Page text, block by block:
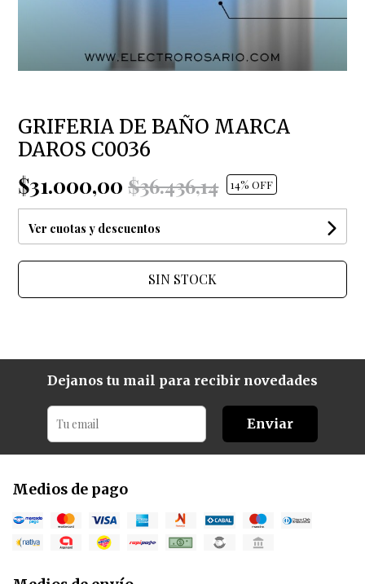
GRIFERIA DE BAÑO MARCA
DAROS C0036
$31.000,00$36.436,14 14% OFF
Ver cuotas y descuentos
SIN STOCK
Dejanos tu mail para recibir novedades
Enviar
Medios de pago